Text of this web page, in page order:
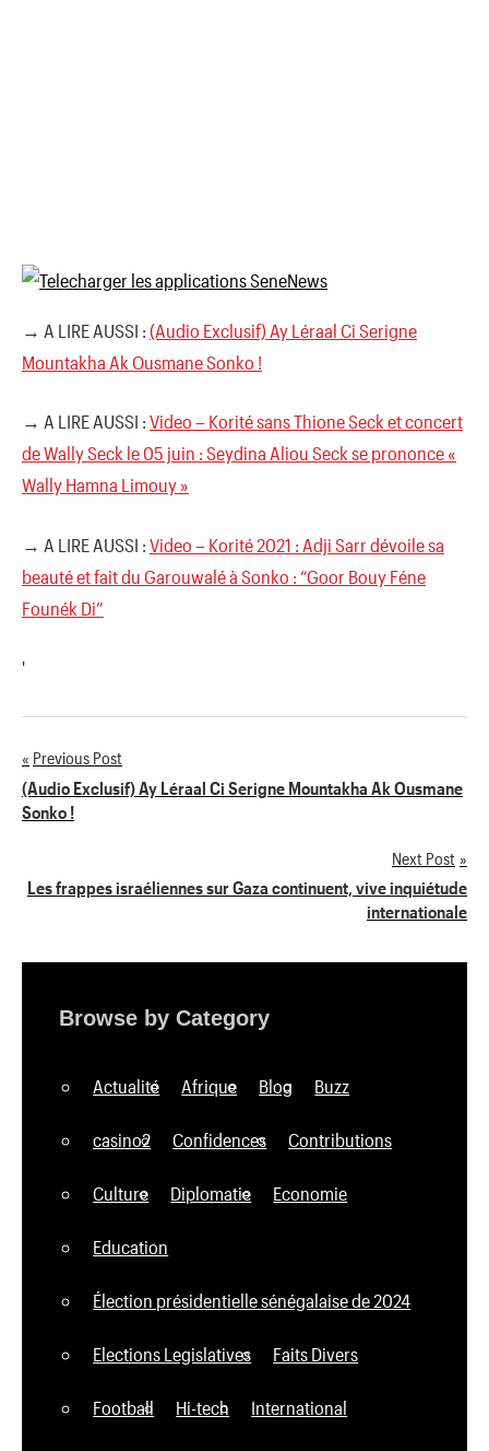
→ A LIRE AUSSI : (Audio Exclusif) Ay Léraal Ci Serigne
Mountakha Ak Ousmane Sonko !
→ A LIRE AUSSI : Video – Korité sans Thione Seck et concert
de Wally Seck le 05 juin : Seydina Aliou Seck se prononce «
Wally Hamna Limouy »
→ A LIRE AUSSI : Video – Korité 2021 : Adji Sarr dévoile sa
beauté et fait du Garouwalé à Sonko : “Goor Bouy Féne
Founék Di”
'
Navigation
de
Previous Post
(Audio Exclusif) Ay Léraal Ci Serigne Mountakha Ak Ousmane
Sonko !
Next Post
Les frappes israéliennes sur Gaza continuent, vive inquiétude
internationale
Browse by Category
Actualité Afrique Blog Buzz
casino2 Confidences Contributions
Culture Diplomatie Economie
Education
Élection présidentielle sénégalaise de 2024
Elections Legislatives Faits Divers
Football Hi-tech International